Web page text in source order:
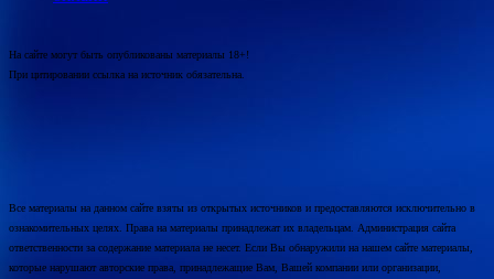
На сайте могут быть опубликованы материалы 18+!
При цитировании ссылка на источник обязательна.
Все материалы на данном сайте взяты из открытых источников и предоставляются исключительно в
ознакомительных целях. Права на материалы принадлежат их владельцам. Администрация сайта
ответственности за содержание материала не несет. Если Вы обнаружили на нашем сайте материалы,
которые нарушают авторские права, принадлежащие Вам, Вашей компании или организации,